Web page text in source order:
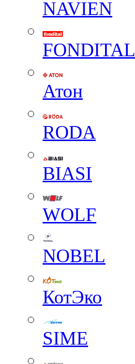
NAVIEN
FONDITAL
Атон
RODA
BIASI
WOLF
NOBEL
КотЭко
SIME